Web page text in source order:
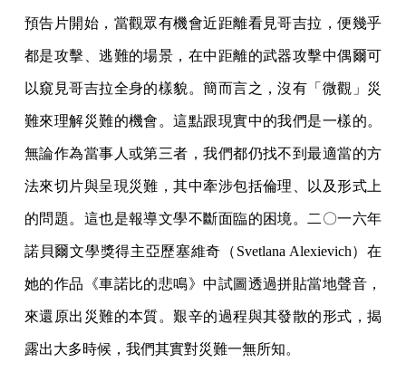
預告片開始，當觀眾有機會近距離看見哥吉拉，便幾乎
都是攻擊、逃難的場景，在中距離的武器攻擊中偶爾可
以窺見哥吉拉全身的樣貌。簡而言之，沒有「微觀」災
難來理解災難的機會。這點跟現實中的我們是一樣的。
無論作為當事人或第三者，我們都仍找不到最適當的方
法來切片與呈現災難，其中牽涉包括倫理、以及形式上
的問題。這也是報導文學不斷面臨的困境。二〇一六年
諾貝爾文學獎得主亞歷塞維奇（Svetlana Alexievich）在
她的作品《車諾比的悲鳴》中試圖透過拼貼當地聲音，
來還原出災難的本質。艱辛的過程與其發散的形式，揭
露出大多時候，我們其實對災難一無所知。